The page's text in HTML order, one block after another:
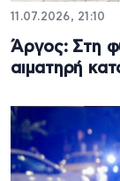
11.07.2026, 21:10
Άργος: Στη
αιματηρή